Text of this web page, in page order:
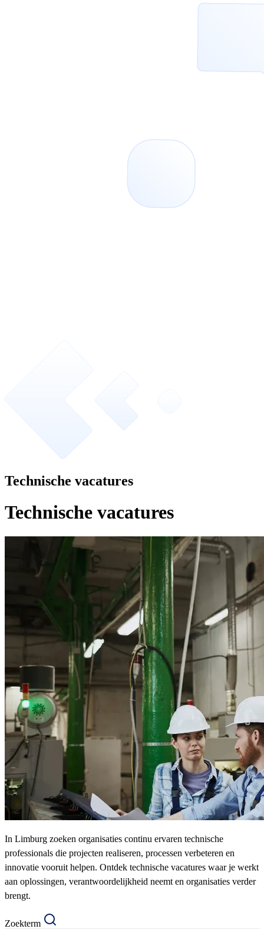
Technische vacatures
Technische vacatures
In Limburg zoeken organisaties continu ervaren technische
professionals die projecten realiseren, processen verbeteren en
innovatie vooruit helpen. Ontdek technische vacatures waar je werkt
aan oplossingen, verantwoordelijkheid neemt en organisaties verder
brengt.
Zoekterm